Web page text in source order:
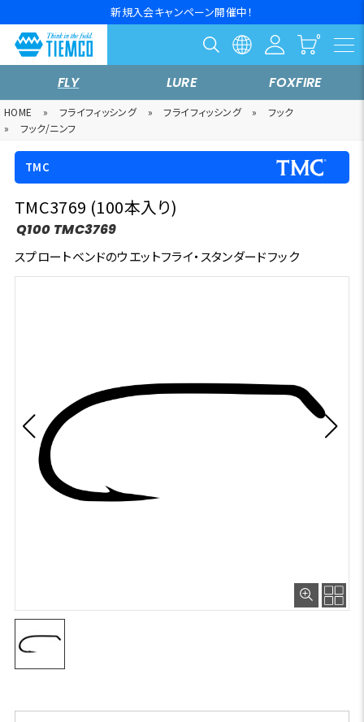
新規入会キャンペーン開催中！
FLY LURE FOXFIRE
HOME » フライフィッシング » フライフィッシング »
フック
»
フック/ニンフ
TMC
TMC3769 (100本入り)
Q100 TMC3769
スプロートベンドのウエットフライ・スタンダードフック